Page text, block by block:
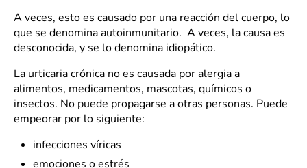
A veces, esto es causado por una reacción del cuerpo, lo
que se denomina autoinmunitario. A veces, la causa es
desconocida, y se lo denomina idiopático.
La urticaria crónica no es causada por alergia a
alimentos, medicamentos, mascotas, químicos o
insectos. No puede propagarse a otras personas. Puede
empeorar por lo siguiente:
infecciones víricas
emociones o estrés